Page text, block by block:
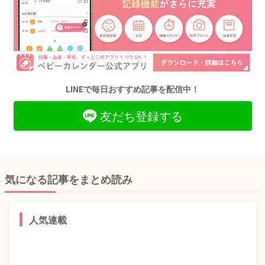
LINEで毎日おすすめ記事を配信中！
友だち登録する
気になる記事をまとめ読み
人気連載